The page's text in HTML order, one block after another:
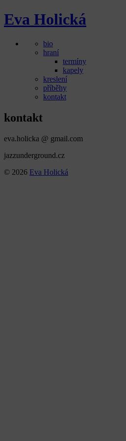
Skip
to
Eva Holická
bio
hraní
termíny
kapely
kreslení
příběhy
kontakt
kontakt
eva.holicka @ gmail.com
jazzunderground.cz
© 2026 Eva Holická